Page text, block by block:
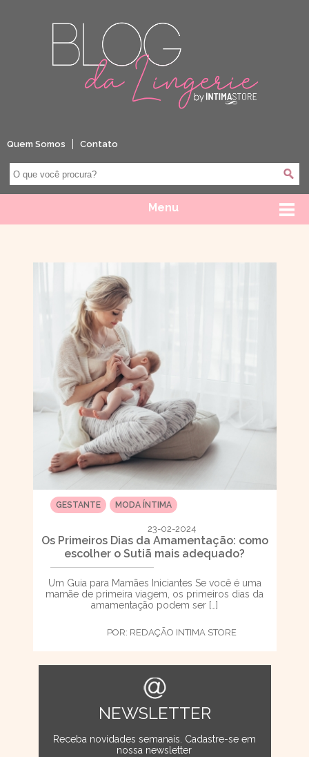
Quem Somos Contato
Menu
GESTANTE MODA ÍNTIMA
23-02-2024
Os Primeiros Dias da Amamentação: como
escolher o Sutiã mais adequado?
Um Guia para Mamães Iniciantes Se você é uma
mamãe de primeira viagem, os primeiros dias da
amamentação podem ser […]
POR: REDAÇÃO INTIMA STORE
NEWSLETTER
Receba novidades semanais. Cadastre-se em
nossa newsletter